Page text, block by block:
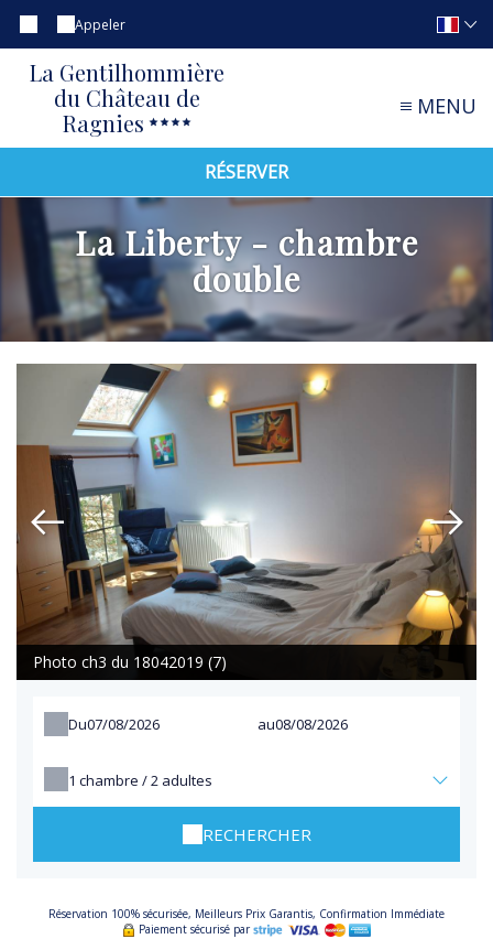
Appeler
La Gentilhommière
du Château de
Ragnies
MENU
RÉSERVER
La Liberty - chambre
double
Photo ch3 du 18042019 (7)
Du au
1 chambre /2 adultes
RECHERCHER
Réservation 100% sécurisée, Meilleurs Prix Garantis, Confirmation Immédiate
Paiement sécurisé par